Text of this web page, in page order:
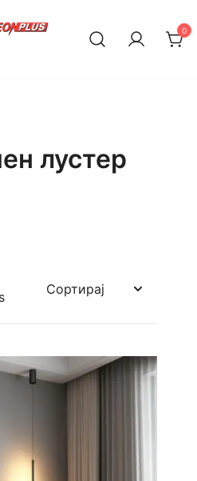
0
лустер